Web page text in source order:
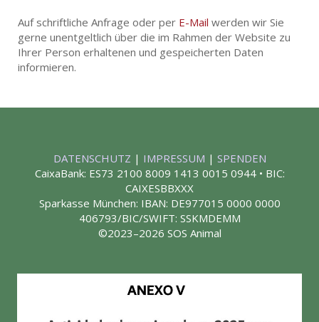
Auf schriftliche Anfrage oder per E-Mail werden wir Sie
gerne unentgeltlich über die im Rahmen der Website zu
Ihrer Person erhaltenen und gespeicherten Daten
informieren.
DATENSCHUTZ | IMPRESSUM | SPENDEN
CaixaBank: ES73 2100 8009 1413 0015 0944 • BIC:
CAIXESBBXXX
Sparkasse München: IBAN: DE977015 0000 0000
406793/BIC/SWIFT: SSKMDEMM
©2023–2026 SOS Animal